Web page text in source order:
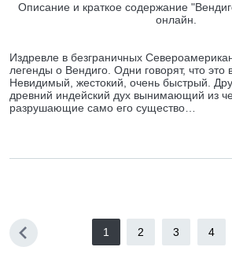
Описание и краткое содержание
онлайн.
Издревле в безграничных
легенды о Вендиго. Одни говорят, что это
Невидимый, жестокий, очень быстрый.
древний индейский дух вынимающий из
разрушающие само его существо…
1 2 3 4